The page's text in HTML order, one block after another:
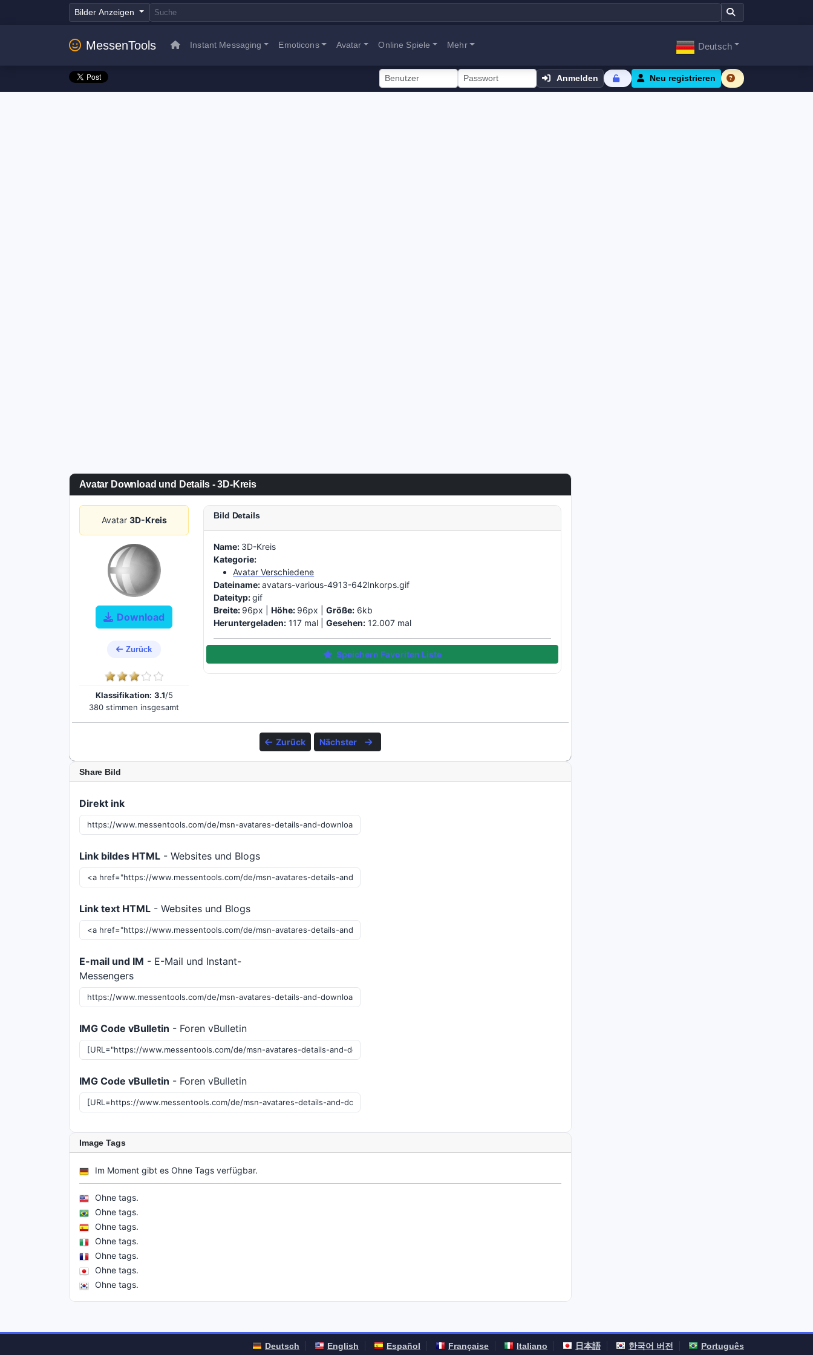
Bilder Anzeigen
MessenTools Instant Messaging Emoticons Avatar Online Spiele Mehr Deutsch
Anmelden Neu registrieren
Avatar Download und Details - 3D-Kreis
Avatar 3D-Kreis
Download
Zurück
Klassifikation: 3.1/5
380 stimmen insgesamt
Bild Details
Name: 3D-Kreis
Kategorie:
Avatar Verschiedene
Dateiname:avatars-various-4913-642Inkorps.gif
Dateityp:gif
Breite: 96px |Höhe: 96px |Größe: 6kb
Heruntergeladen: 117 mal |Gesehen: 12.007 mal
Speichern Favoriten Liste
Zurück Nächster
Share Bild
Direkt ink
Link bildes HTML - Websites und Blogs
Link text HTML - Websites und Blogs
E-mail und IM - E-Mail und Instant-
Messengers
IMG Code vBulletin - Foren vBulletin
IMG Code vBulletin - Foren vBulletin
Image Tags
Im Moment gibt es Ohne Tags verfügbar.
Ohne tags.
Ohne tags.
Ohne tags.
Ohne tags.
Ohne tags.
Ohne tags.
Ohne tags.
Deutsch English Español Française Italiano 日本語 한국어 버전 Português